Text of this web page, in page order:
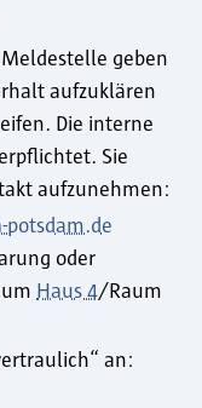
geben
aufzuklären
Die interne
Sie
aufzunehmen:
potsdam.de
oder
Haus 4/Raum
an: